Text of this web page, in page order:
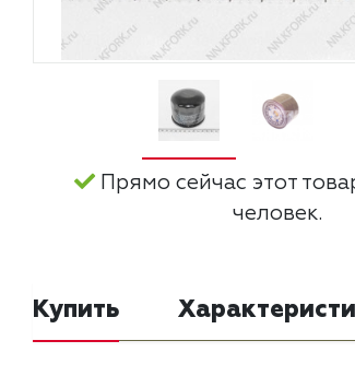
Прямо сейчас этот
человек.
Купить